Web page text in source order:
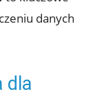
danych
dla